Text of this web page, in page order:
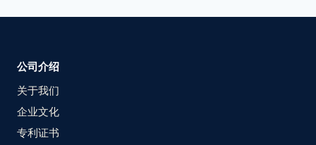
公司介绍
关于我们
企业文化
专利证书